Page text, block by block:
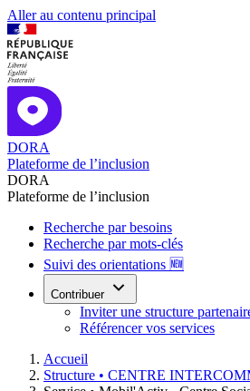
Aller au contenu principal
DORA
Plateforme de l’inclusion
DORA
Plateforme de l’inclusion
Recherche par besoins
Recherche par mots-clés
Suivi des orientations 🆕
Contribuer
Inviter une structure
Référencer vos services
Accueil
Structure • CENTRE